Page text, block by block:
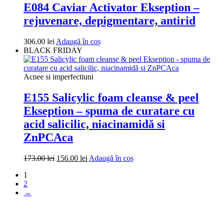
E084 Caviar Activator Ekseption –
rejuvenare, depigmentare, antirid
306.00 lei Adaugă în coș
BLACK FRIDAY
Acnee si imperfectiuni
E155 Salicylic foam cleanse & peel
Ekseption – spuma de curatare cu
acid salicilic, niacinamidă si
ZnPCAca
173.00lei Prețul
156.00 lei Prețul
Adaugă în coș
1
2
→